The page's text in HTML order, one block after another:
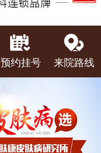
预约挂号 来院路线